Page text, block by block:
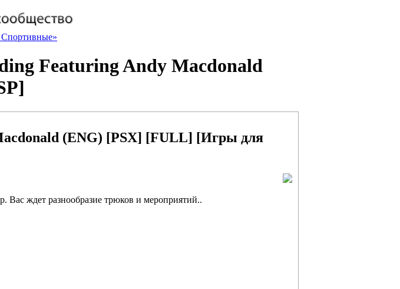
Спортивные»
Featuring Andy Macdonald
(ENG) [PSX] [FULL] [Игры для
Вас ждет разнообразие трюков и мероприятий..